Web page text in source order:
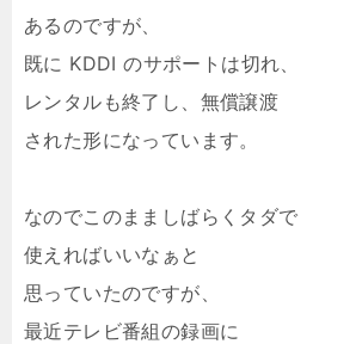
あるのですが、
既に KDDI のサポートは切れ、
レンタルも終了し、無償譲渡
された形になっています。
なのでこのまましばらくタダで
使えればいいなぁと
思っていたのですが、
最近テレビ番組の録画に